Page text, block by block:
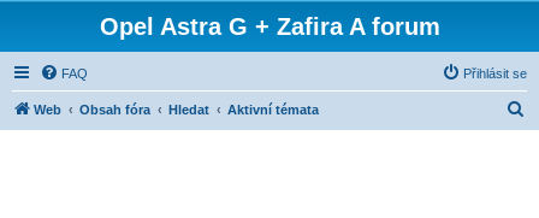
Opel Astra G + Zafira A forum
FAQ Přihlásit se
Web Obsah fóra Hledat Aktivní témata